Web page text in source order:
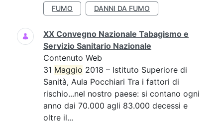
FUMO DANNI DA FUMO
XX Convegno Nazionale Tabagismo e
Servizio Sanitario Nazionale
Contenuto Web
31 Maggio 2018 – Istituto Superiore di
Sanità, Aula Pocchiari Tra i fattori di
rischio...nel nostro paese: si contano ogni
anno dai 70.000 agli 83.000 decessi e
oltre il...